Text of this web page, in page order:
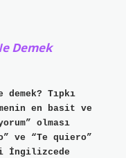
Demek
Tıpkı
en basit ve
olması
ve “Te quiero”
İngilizcede